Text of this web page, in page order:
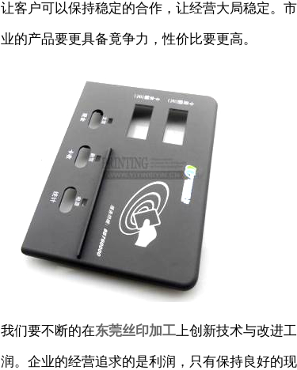
让客户可以保持稳定的合作，让经营大局稳定。
业的产品要更具备竟争力，性价比要更高。
我们要不断的在东莞丝印加工上创新技术与改进
润。企业的经营追求的是利润，只有保持良好的